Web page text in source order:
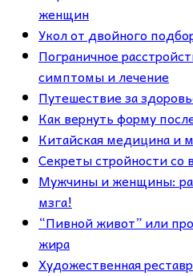
женщин
Укол от двойного
Пограничное
симптомы и лечение
Путешествие за
Как вернуть форму
Китайская медицина и
Секреты стройности со
Мужчины и женщины:
мзга!
“Пивной живот” или
жира
Художественная